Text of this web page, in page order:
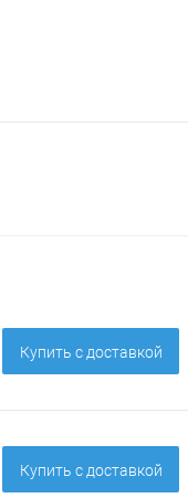
Купить c доставкой
Купить c доставкой